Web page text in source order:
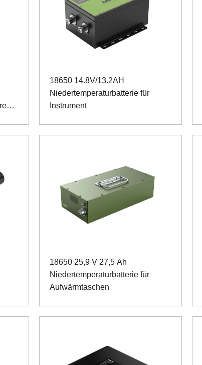
18650 14.8V/13.2AH
Niedertemperaturbatterie für
Instrument
18650 25,9 V 27,5 Ah
Niedertemperaturbatterie für
Aufwärmtaschen